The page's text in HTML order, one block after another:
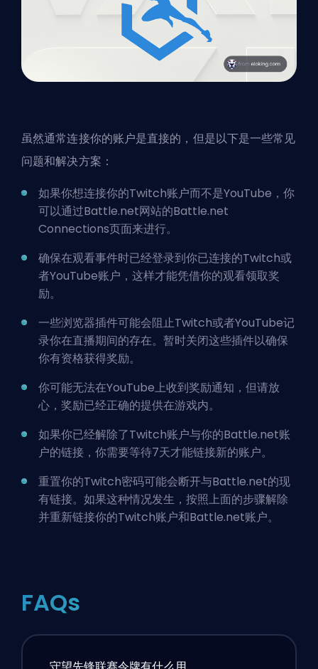
虽然通常连接你的账户是直接的，但是以下是一些常见
问题和解决方案：
如果你想连接你的Twitch账户而不是YouTube，你
可以通过Battle.net网站的Battle.net
Connections页面来进行。
确保在观看事件时已经登录到你已连接的Twitch或
者YouTube账户，这样才能凭借你的观看领取奖
励。
一些浏览器插件可能会阻止Twitch或者YouTube记
录你在直播期间的存在。暂时关闭这些插件以确保
你有资格获得奖励。
你可能无法在YouTube上收到奖励通知，但请放
心，奖励已经正确的提供在游戏内。
如果你已经解除了Twitch账户与你的Battle.net账
户的链接，你需要等待7天才能链接新的账户。
重置你的Twitch密码可能会断开与Battle.net的现
有链接。如果这种情况发生，按照上面的步骤解除
并重新链接你的Twitch账户和Battle.net账户。
FAQs